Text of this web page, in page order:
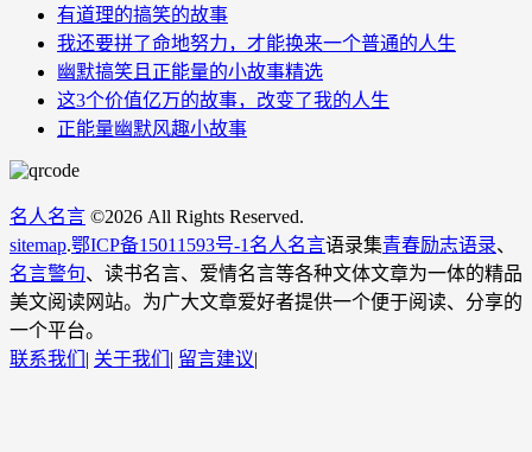
有道理的搞笑的故事
我还要拼了命地努力，才能换来一个普通的人生
幽默搞笑且正能量的小故事精选
这3个价值亿万的故事，改变了我的人生
正能量幽默风趣小故事
名人名言 ©2026 All Rights Reserved.
sitemap.鄂ICP备15011593号-1 名人名言语录集青春励志语录、
名言警句、读书名言、爱情名言等各种文体文章为一体的精品
美文阅读网站。为广大文章爱好者提供一个便于阅读、分享的
一个平台。
联系我们 | 关于我们 | 留言建议|